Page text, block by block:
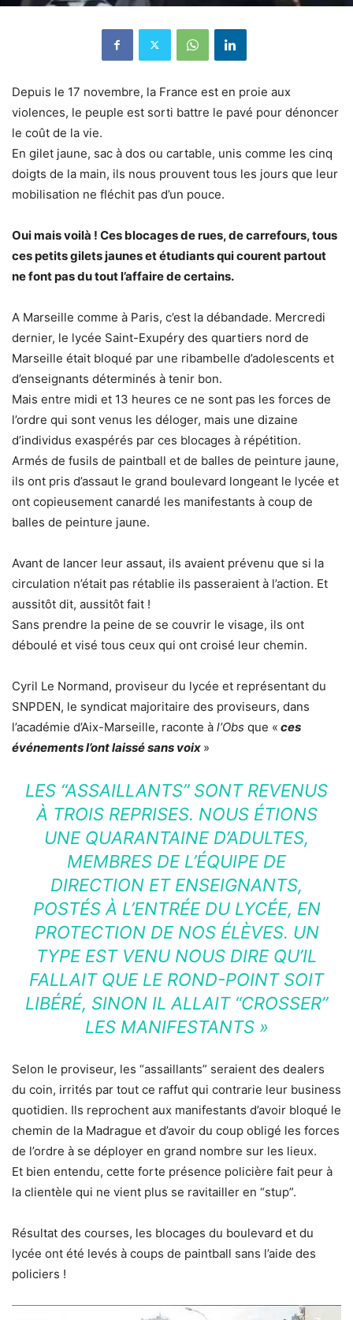
Depuis le 17 novembre, la France est en proie aux
violences, le peuple est sorti battre le pavé pour dénoncer
le coût de la vie.
En gilet jaune, sac à dos ou cartable, unis comme les cinq
doigts de la main, ils nous prouvent tous les jours que leur
mobilisation ne fléchit pas d’un pouce.
Oui mais voilà ! Ces blocages de rues, de carrefours, tous
ces petits gilets jaunes et étudiants qui courent partout
ne font pas du tout l’affaire de certains.
A Marseille comme à Paris, c’est la débandade. Mercredi
dernier, le lycée Saint-Exupéry des quartiers nord de
Marseille était bloqué par une ribambelle d’adolescents et
d’enseignants déterminés à tenir bon.
Mais entre midi et 13 heures ce ne sont pas les forces de
l’ordre qui sont venus les déloger, mais une dizaine
d’individus exaspérés par ces blocages à répétition.
Armés de fusils de paintball et de balles de peinture jaune,
ils ont pris d’assaut le grand boulevard longeant le lycée et
ont copieusement canardé les manifestants à coup de
balles de peinture jaune.
Avant de lancer leur assaut, ils avaient prévenu que si la
circulation n’était pas rétablie ils passeraient à l’action. Et
aussitôt dit, aussitôt fait !
Sans prendre la peine de se couvrir le visage, ils ont
déboulé et visé tous ceux qui ont croisé leur chemin.
Cyril Le Normand, proviseur du lycée et représentant du
SNPDEN, le syndicat majoritaire des proviseurs, dans
l’académie d’Aix-Marseille, raconte à l’Obs que « ces
événements l’ont laissé sans voix »
LES “ASSAILLANTS” SONT REVENUS
À TROIS REPRISES. NOUS ÉTIONS
UNE QUARANTAINE D’ADULTES,
MEMBRES DE L’ÉQUIPE DE
DIRECTION ET ENSEIGNANTS,
POSTÉS À L’ENTRÉE DU LYCÉE, EN
PROTECTION DE NOS ÉLÈVES. UN
TYPE EST VENU NOUS DIRE QU’IL
FALLAIT QUE LE ROND-POINT SOIT
LIBÉRÉ, SINON IL ALLAIT “CROSSER”
LES MANIFESTANTS »
Selon le proviseur, les “assaillants” seraient des dealers
du coin, irrités par tout ce raffut qui contrarie leur business
quotidien. Ils reprochent aux manifestants d’avoir bloqué le
chemin de la Madrague et d’avoir du coup obligé les forces
de l’ordre à se déployer en grand nombre sur les lieux.
Et bien entendu, cette forte présence policière fait peur à
la clientèle qui ne vient plus se ravitailler en “stup”.
Résultat des courses, les blocages du boulevard et du
lycée ont été levés à coups de paintball sans l’aide des
policiers !